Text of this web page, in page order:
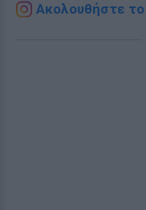
Ακολουθήστε